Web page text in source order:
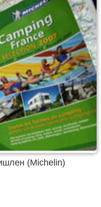
(Michelin)